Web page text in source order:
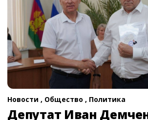
Новости , Общество , Политика
Депутат Иван